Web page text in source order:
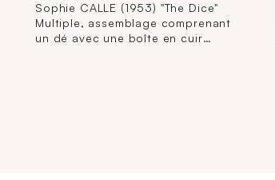
Sophie CALLE (1953) "The Dice"
Multiple, assemblage comprenant
un dé avec une boîte en cuir